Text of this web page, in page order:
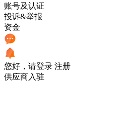
账号及认证
投诉&举报
资金
您好，请登录 注册
供应商入驻